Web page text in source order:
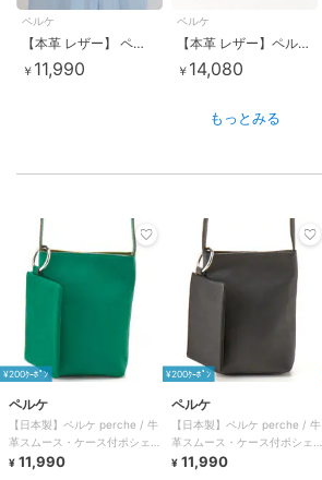
ペルケ
【本革 レザー】 ペルケ perche / ドット型押しラウンドパームフィット財布
￥ 11,990
ペルケ
【本革 レザー】ペルケ カード入れ14か所の収納力とかわいさを兼ね備えたアクリル玉がま口2つ折り財布
￥ 14,080
もっとみる
¥200ｸｰﾎﾟﾝ
ペルケ
【日本製】ペルケ perche / 牛
革スムース・ケース付ポシェッ
ト
¥ 11,990
¥200ｸｰﾎﾟﾝ
ペルケ
【日本製】ペルケ perche / 牛
革スムース・ケース付ポシェッ
ト
¥ 11,990